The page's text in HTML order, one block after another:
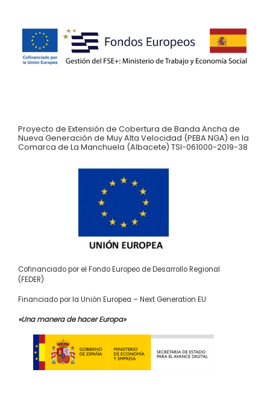
Proyecto de Extensión de Cobertura de Banda Ancha de
Nueva Generación de Muy Alta Velocidad (PEBA NGA) en la
Comarca de La Manchuela (Albacete) TSI-061000-2019-38
Cofinanciado por el Fondo Europeo de Desarrollo Regional
(FEDER)
Financiado por la Unión Europea – Next Generation EU
«Una manera de hacer Europa»